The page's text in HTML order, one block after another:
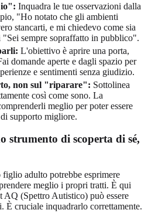
Inquadra le tue osservazioni dalla
"Ho notato che gli ambienti
stancarti, e mi chiedevo come sia
sempre sopraffatto in pubblico".
L'obiettivo è aprire una porta,
domande aperte e dagli spazio per
e sentimenti senza giudizio.
non sul "riparare": Sottolinea
così come sono. La
meglio per poter essere
supporto migliore.
strumento di scoperta di sé,
adulto potrebbe esprimere
meglio i propri tratti. È qui
AQ (Spettro Autistico) può essere
È cruciale inquadrarlo correttamente.